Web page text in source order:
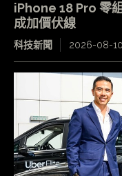
iPhone 18 Pro 零
成加價伏線
科技新聞 2026-08-10